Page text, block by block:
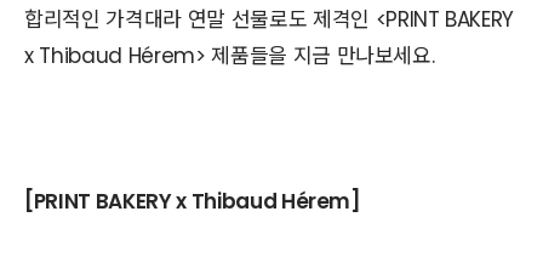
합리적인 가격대라 연말 선물로도 제격인 <PRINT BAKERY
x Thibaud Hérem> 제품들을 지금 만나보세요.
[PRINT BAKERY x Thibaud Hérem]